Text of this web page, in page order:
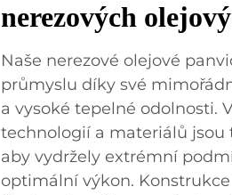
nerezových
Naše nerezové olejové
průmyslu díky své
a vysoké tepelné odolnosti.
technologií a materiálů jsou
aby vydržely extrémní
optimální výkon.